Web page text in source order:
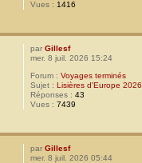
Vues : 1416
parGillesf
mer. 8 juil. 2026 15:24
Forum :Voyages terminés
Sujet :Lisières d'Europe 2026
Réponses :43
Vues :7439
parGillesf
mer. 8 juil. 2026 05:44